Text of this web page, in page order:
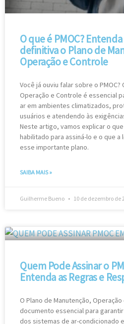
O que é PMOC?
definitiva o Plano de
Operação e Controle
Você já ouviu falar sobre o PMOC?
Operação e Controle é essencial
ar em ambientes climatizados,
usuários e atendendo às
Neste artigo, vamos explicar o
habilitado para assiná-lo e o que
esse importante plano.
SAIBA MAIS »
Guilherme Bueno 10 de dezembro de
Quem Pode Assinar o
Entenda as Regras e
O Plano de Manutenção,
documento essencial para
dos sistemas de ar-condicionado